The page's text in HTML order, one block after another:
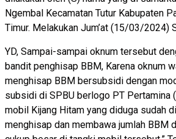
Ngembal Kecamatan Tutur Kabupaten
Timur. Melakukan Jum’at (15/03/2024)
YD, Sampai-sampai oknum tersebut
bandit penghisap BBM, Karena oknum
menghisap BBM bersubsidi dengan
subsidi di SPBU berlogo PT Pertamina
mobil Kijang Hitam yang diduga sudah
menghisap dan membawa jumlah BBM